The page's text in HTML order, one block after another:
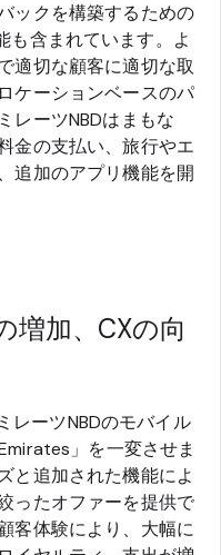
ックを構築するための
も含まれています。よ
適切な顧客に適切な取
ケーションベースのパ
レーツNBDはまもな
金の支払い、旅行やエ
追加のアプリ機能を開
増加、CXの向
レーツNBDのモバイル
」を一変させま
と追加された機能によ
ったオファーを提供で
客体験により、大幅に